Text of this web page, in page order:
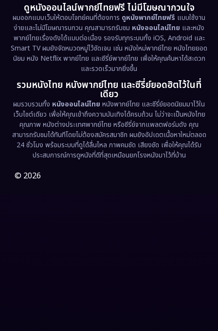
Emotional (61)
Epic มหากาพย์ (221)
Erotic (36)
Family ครอบครัว (369)
Fantasy จินตนาการ (331)
Fiction (9)
Film (57)
Gothic
ดูหนังออนไลน์พากย์ไทยฟรี ไม่มีโฆษณากวนใจ
ผมออกแบบเว็บให้ตอบโจทย์คนที่ต้องการ ดูหนังพากย์ไทยฟรี แบบใช้งาน
ง่ายและไม่มีโฆษณารบกวน คุณสามารถรับชม หนังออนไลน์ไทย และหนัง
พากย์ไทยเรื่องดังได้แบบต่อเนื่อง รองรับทุกระบบทั้ง iOS, Android และ
Smart TV ผมยังจัดหมวดหมู่ไว้ชัดเจน เช่น หนังใหม่พากย์ไทย หนังไทยยอด
นิยม หนัง Netflix พากย์ไทย และซีรี่ย์พากย์ไทย เพื่อให้คุณค้นหาได้สะดวก
และรวดเร็วมากยิ่งขึ้น
รวมหนังไทย หนังพากย์ไทย และซีรี่ย์ยอดฮิตไว้ในที่
เดียว
ผมรวบรวมทั้ง หนังออนไลน์ไทย หนังพากย์ไทย และซีรี่ย์ยอดนิยมมาไว้ใน
เว็บไซต์เดียว เพื่อให้คุณเข้าถึงความบันเทิงได้ครบถ้วน ไม่ว่าจะเป็นหนังไทย
คุณภาพ หนังต่างประเทศพากย์ไทย หรือซีรี่ย์จากแพลตฟอร์มดัง คุณ
สามารถรับชมได้ทันทีโดยไม่ต้องสมัครสมาชิก ผมยังอัปเดตเนื้อหาใหม่ตลอด
24 ชั่วโมง พร้อมระบบที่ดูได้ลื่นไหล ภาพคมชัด เสียงชัด เพื่อให้คุณได้รับ
ประสบการณ์การดูหนังที่ดีที่สุดเหมือนยกโรงหนังมาไว้ที่บ้าน
© 2026